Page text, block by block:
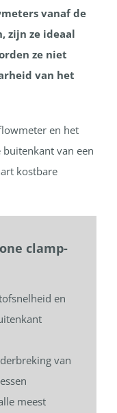
vanaf de
zijn ze ideaal
ze niet
van het
en het
van een
kostbare
clamp-
en
van
meest